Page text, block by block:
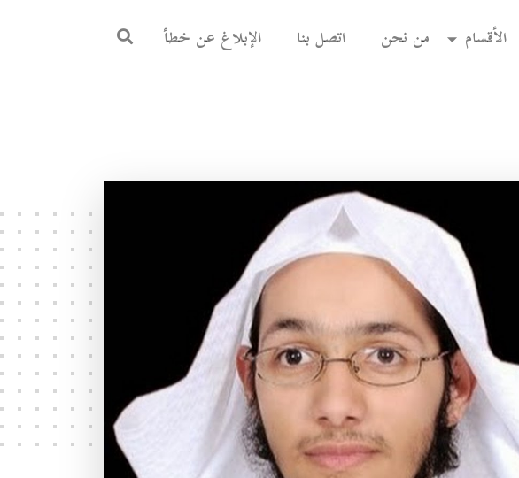
الأقسام من نحن اتصل بنا الإبلاغ عن خطأ